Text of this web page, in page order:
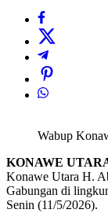
Wabup
KONAWE
Konawe Utara H.
Gabungan di
Senin (11/5/2026).